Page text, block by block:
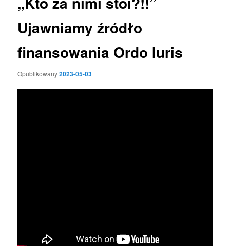
Ujawniamy źródło
finansowania Ordo Iuris
Opublikowany2023-05-03